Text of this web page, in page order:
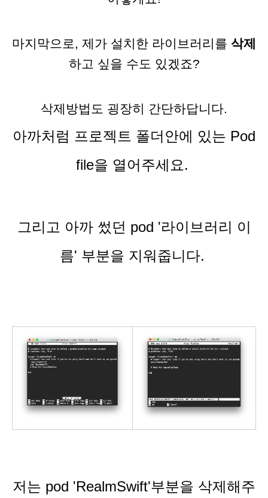
마지막으로, 제가 설치한 라이브러리를 삭제
하고 싶을 수도 있겠죠?
삭제방법도 굉장히 간단하답니다.
아까처럼 프로젝트 폴더안에 있는 Pod
file을 열어주세요.
그리고 아까 썼던 pod '라이브러리 이
름' 부분을 지워줍니다.
저는 pod 'RealmSwift'부분을 삭제해주